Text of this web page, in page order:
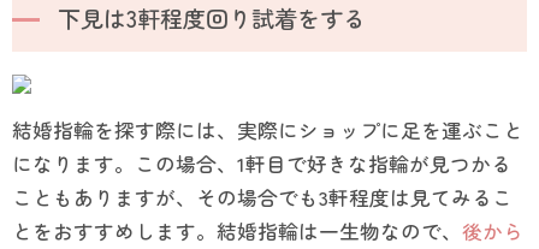
下見は3軒程度回り試着をする
結婚指輪を探す際には、実際にショップに足を運ぶこと
になります。この場合、1軒目で好きな指輪が見つかる
こともありますが、その場合でも3軒程度は見てみるこ
とをおすすめします。結婚指輪は一生物なので、 後から